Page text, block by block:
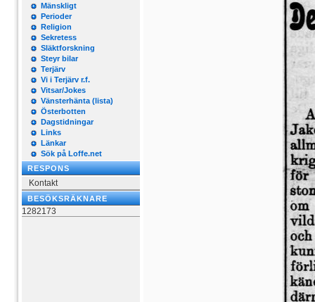
Mänskligt
Perioder
Religion
Sekretess
Släktforskning
Steyr bilar
Terjärv
Vi i Terjärv r.f.
Vitsar/Jokes
Vänsterhänta (lista)
Österbotten
Dagstidningar
Links
Länkar
Sök på Loffe.net
RESPONS
Kontakt
BESÖKSRÄKNARE
1282173